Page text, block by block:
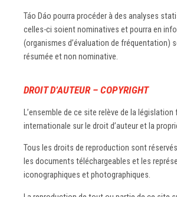
Táo Dáo pourra procéder à des analyses
celles-ci soient nominatives et pourra en
(organismes d’évaluation de fréquentation)
résumée et non nominative.
DROIT D’AUTEUR – COPYRIGHT
L’ensemble de ce site relève de la
internationale sur le droit d’auteur et la
Tous les droits de reproduction sont
les documents téléchargeables et les
iconographiques et photographiques.